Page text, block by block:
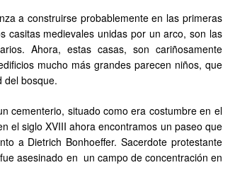
a construirse probablemente en las primeras
casitas medievales unidas por un arco, son las
Ahora, estas casas, son cariñosamente
mucho más grandes parecen niños, que
del bosque.
cementerio, situado como era costumbre en el
el siglo XVIII ahora encontramos un paseo que
a Dietrich Bonhoeffer. Sacerdote protestante
asesinado en un campo de concentración en